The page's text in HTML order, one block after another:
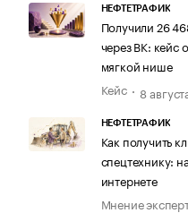
НЕФТЕТРАФИК
Получили 26
через ВК: кейс
мягкой нише
Кейс
8
НЕФТЕТРАФИК
Как получить
спецтехнику:
интернете
Мнение